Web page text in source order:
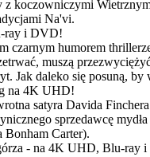
z koczowniczymi
Na'vi.
ray i DVD!
czarnym humorem
muszą
Jak daleko się posuną, by
na 4K UHD!
satyra Davida
sprzedawcę
Bonham Carter).
- na 4K UHD, Blu-ray